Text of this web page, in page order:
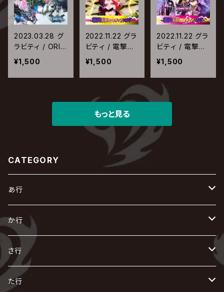
2023.03.28 グ
ラビティ / ORIG
INATE【Type-
B】
¥1,500
2022.11.22 グラ
ビティ / 電撃衝
撃ライトニング
【バチバチ盤】
¥1,500
2022.11.22 グラ
ビティ / 電撃衝
撃ライトニング
【ビリビリ盤】
¥1,500
もっと見る
CATEGORY
あ行
あ
R指定
AIOLIN
い
IKUO
う
か行
か
怪人二十面奏
き
さ行
さ
た行